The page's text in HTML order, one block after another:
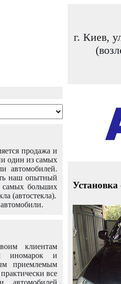
г. Киев,
продажа и
один из самых
автомобилей.
наш опытный
самых больших
(автостекла).
клиентам
иномарок и
приемлемым
все
автомобилей
Установка